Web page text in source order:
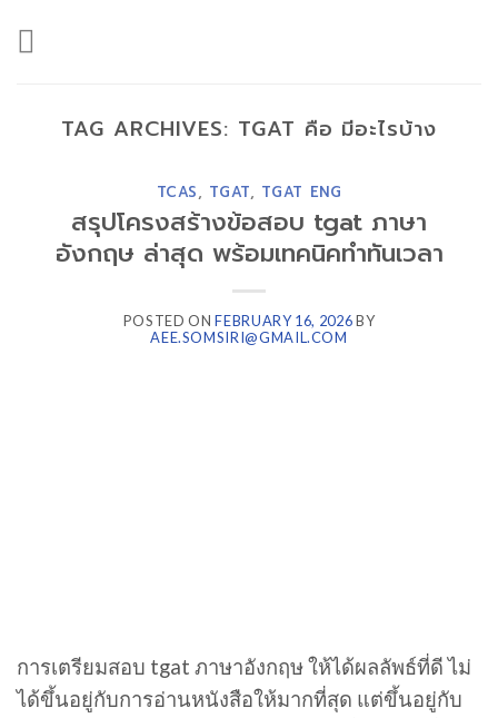
to
TAG ARCHIVES: TGAT คือ มีอะไรบ้าง
TCAS, TGAT, TGAT ENG
สรุปโครงสร้างข้อสอบ tgat ภาษา
อังกฤษ ล่าสุด พร้อมเทคนิคทำทันเวลา
POSTED ONFEBRUARY 16, 2026BY
AEE.SOMSIRI@GMAIL.COM
การเตรียมสอบ tgat ภาษาอังกฤษ ให้ได้ผลลัพธ์ที่ดี ไม่
ได้ขึ้นอยู่กับการอ่านหนังสือให้มากที่สุด แต่ขึ้นอยู่กับ